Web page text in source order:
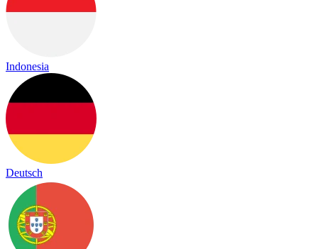
Indonesia
Deutsch